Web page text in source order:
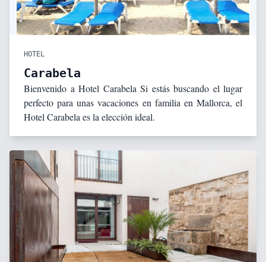
HOTEL
Carabela
Bienvenido a Hotel Carabela Si estás buscando el lugar
perfecto para unas vacaciones en familia en Mallorca, el
Hotel Carabela es la elección ideal.